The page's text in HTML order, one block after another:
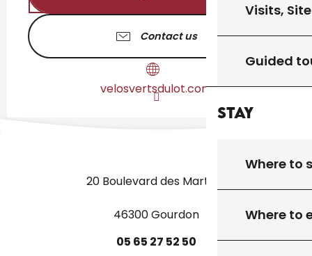
Visits,
Guided
Stay
Where to
Where to
Contact us
velosvertsdulot.com
20 Boulevard des Martyrs
46300 Gourdon
05 65 27 52 50